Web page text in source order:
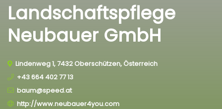
Landschaftspflege
Neubauer GmbH
Lindenweg 1, 7432 Oberschützen, Österreich
+43 664 402 77 13
baum@speed.at
http://www.neubauer4you.com